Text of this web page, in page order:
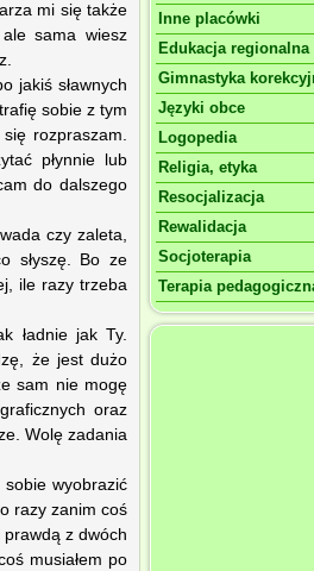
mi się także
sama wiesz
jakiś sławnych
sobie z tym
rozpraszam.
płynnie lub
do dalszego
czy zaleta,
słyszę. Bo ze
ile razy trzeba
ładnie jak Ty.
że jest dużo
sam nie mogę
oraz
Wolę zadania
wyobrazić
razy zanim coś
z dwóch
musiałem po
Inne placówki
Edukacja regionalna
Gimnastyka
Języki obce
Logopedia
Religia, etyka
Resocjalizacja
Rewalidacja
Socjoterapia
Terapia